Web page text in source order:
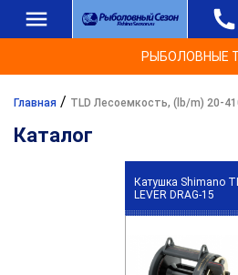
РЫБОЛОВНЫЕ
Главная / TLD Лесоемкость, (lb/m) 20-
Каталог
Катушка Shimano
LEVER DRAG-15